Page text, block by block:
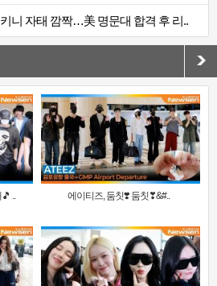
니 자태 깜짝…美 명문대 합격 후 리..
.. 에이티즈, 둠칫❣️ 둠칫❣&#..